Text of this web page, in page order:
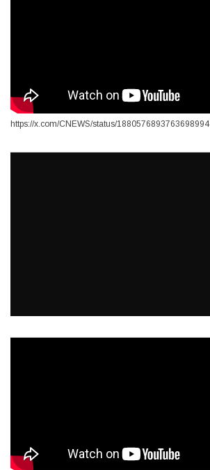
https://x.com/CNEWS/status/1880576893763698994